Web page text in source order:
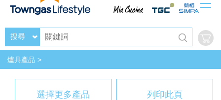
搜尋
爐具產品
選擇更多產品 列印此頁